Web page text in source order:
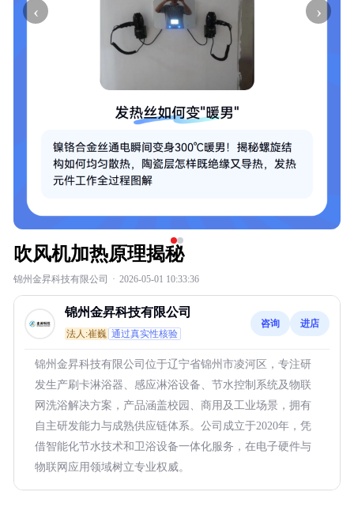
‹ ›
吹风机加热原理揭秘
锦州金昇科技有限公司 · 2026-05-01 10:33:36
锦州金昇科技有限公司
法人:崔巍 通过真实性核验
咨询 进店
锦州金昇科技有限公司位于辽宁省锦州市凌河区，专注研
发生产刷卡淋浴器、感应淋浴设备、节水控制系统及物联
网洗浴解决方案，产品涵盖校园、商用及工业场景，拥有
自主研发能力与成熟供应链体系。公司成立于2020年，凭
借智能化节水技术和卫浴设备一体化服务，在电子硬件与
物联网应用领域树立专业权威。